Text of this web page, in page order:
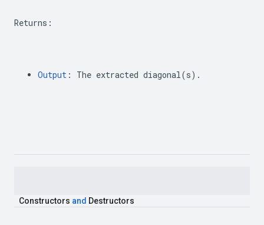
Returns :
Output : The extracted diagonal(s) .
Constructors and Destructors